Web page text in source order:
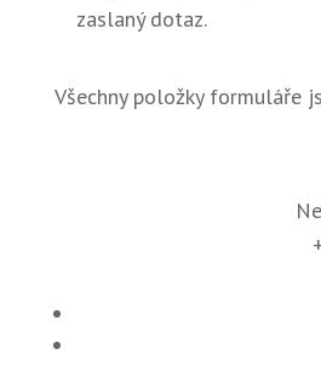
zaslaný dotaz.
Všechny položky formuláře